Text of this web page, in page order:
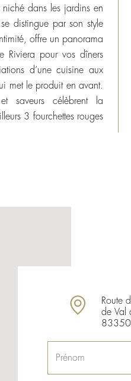
niché dans les jardins en
distingue par son style
offre un panorama
Riviera pour vos dîners
d’une cuisine aux
met le produit en avant.
et saveurs célèbrent la
3 fourchettes rouges
Route
de Val
83350